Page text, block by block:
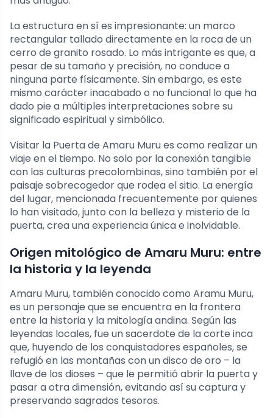
La estructura en sí es impresionante: un marco
rectangular tallado directamente en la roca de un
cerro de granito rosado. Lo más intrigante es que, a
pesar de su tamaño y precisión, no conduce a
ninguna parte físicamente. Sin embargo, es este
mismo carácter inacabado o no funcional lo que ha
dado pie a múltiples interpretaciones sobre su
significado espiritual y simbólico.
Visitar la Puerta de Amaru Muru es como realizar un
viaje en el tiempo. No solo por la conexión tangible
con las culturas precolombinas, sino también por el
paisaje sobrecogedor que rodea el sitio. La energía
del lugar, mencionada frecuentemente por quienes
lo han visitado, junto con la belleza y misterio de la
puerta, crea una experiencia única e inolvidable.
Origen mitológico de Amaru Muru: entre
la historia y la leyenda
Amaru Muru, también conocido como Aramu Muru,
es un personaje que se encuentra en la frontera
entre la historia y la mitología andina. Según las
leyendas locales, fue un sacerdote de la corte inca
que, huyendo de los conquistadores españoles, se
refugió en las montañas con un disco de oro – la
llave de los dioses – que le permitió abrir la puerta y
pasar a otra dimensión, evitando así su captura y
preservando sagrados tesoros.